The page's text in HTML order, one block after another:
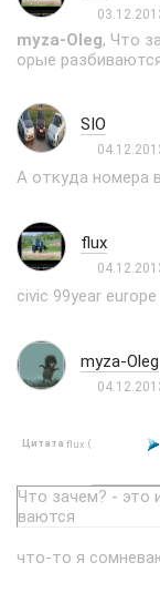
myza-Oleg, Что
орые
SIO
А откуда номера
flux
civic 99year europe
myza-Oleg
Цитата flux (
Что зачем? - это
ваются
что-то я